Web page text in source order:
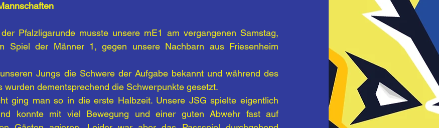
Pfalzligarunde musste unsere mE1 am vergangenen Samstag,
Spiel der Männer 1, gegen unsere Nachbarn aus Friesenheim
Jungs die Schwere der Aufgabe bekannt und während des
wurden dementsprechend die Schwerpunkte gesetzt.
ging man so in die erste Halbzeit. Unsere JSG spielte eigentlich
konnte mit viel Bewegung und einer guten Abwehr fast auf